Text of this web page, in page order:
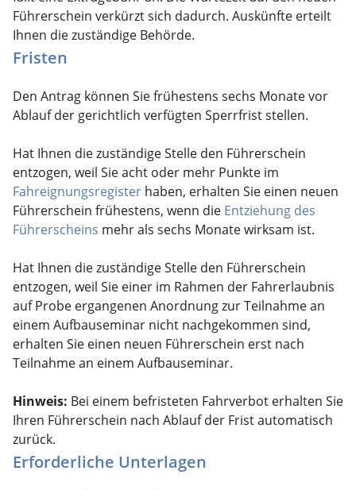
Führerschein verkürzt sich dadurch. Auskünfte erteilt
Ihnen die zuständige Behörde.
Fristen
Den Antrag können Sie frühestens sechs Monate vor
Ablauf der gerichtlich verfügten Sperrfrist stellen.
Hat Ihnen die zuständige Stelle den Führerschein
entzogen, weil Sie acht oder mehr Punkte im
Fahreignungsregister haben, erhalten Sie einen neuen
Führerschein frühestens, wenn die Entziehung des
Führerscheins mehr als sechs Monate wirksam ist.
Hat Ihnen die zuständige Stelle den Führerschein
entzogen, weil Sie einer im Rahmen der Fahrerlaubnis
auf Probe ergangenen Anordnung zur Teilnahme an
einem Aufbauseminar nicht nachgekommen sind,
erhalten Sie einen neuen Führerschein erst nach
Teilnahme an einem Aufbauseminar.
Hinweis: Bei einem befristeten Fahrverbot erhalten Sie
Ihren Führerschein nach Ablauf der Frist automatisch
zurück.
Erforderliche Unterlagen